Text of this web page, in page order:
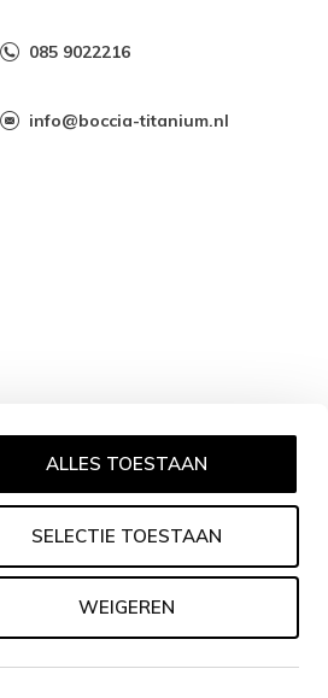
ALLES TOESTAAN
SELECTIE TOESTAAN
WEIGEREN
085 9022216
info@boccia-titanium.nl